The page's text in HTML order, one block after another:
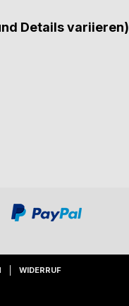
Details variieren)
WIDERRUF